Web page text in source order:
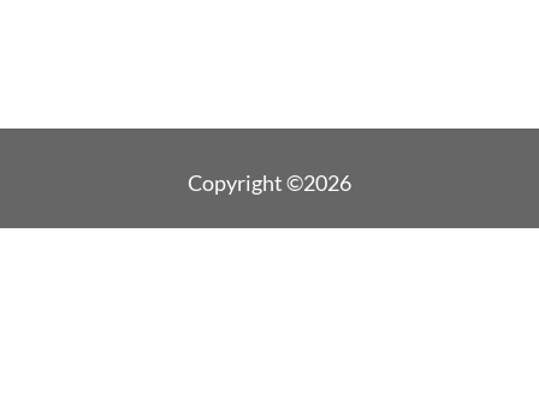
Copyright ©2026